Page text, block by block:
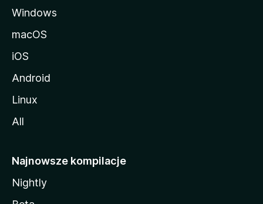
Windows
macOS
iOS
Android
Linux
All
Najnowsze kompilacje
Nightly